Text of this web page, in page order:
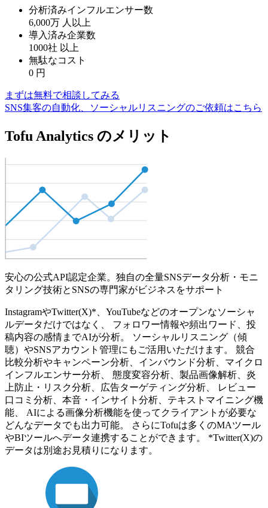
分析済みインフルエンサー数
6,000万 人以上
導入済み企業数
1000社 以上
無駄なコスト
0 円
まずは無料で相談してみる
SNS集客の自動化、ソーシャルリスニングのご依頼はこちら
Tofu Analytics のメリット
安心の公式API認定企業。独自の全量SNSデータ分析・モニ
タリング技術とSNSの専門家がビジネスをサポート
InstagramやTwitter(X)*、YouTubeなどのオープンなソーシャ
ルデータだけではなく、 フォロワー情報や頻出ワード、投
稿内容の感情までAIが分析。 ソーシャルリスニング（傾
聴）やSNSアカウント管理にもご活用いただけます。 競合
比較分析やキャンペーン分析、インバウンド分析、マイクロ
インフルエンサー分析、 態度変容分析、製品画像解析、炎
上防止・リスク分析、広告ターゲティング分析、 レビュー
口コミ分析、本音・インサイト分析、テキストマイニング機
能、 AIによる画像分析機能を使ってクライアントが必要な
どんなデータでも出力可能。 さらにTofuは多くのMAツール
やBIツールへデータ連携することができます。 *Twitter(X)の
データは別途お見積りになります。